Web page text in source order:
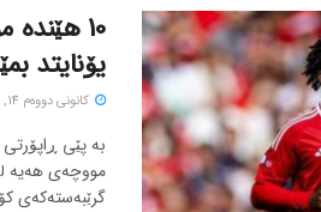
10
یۆنایتد
كانونی دووه‌م 14, 2025
بە پێی
مووچەی هەیە لە
گرێبەستەکەی